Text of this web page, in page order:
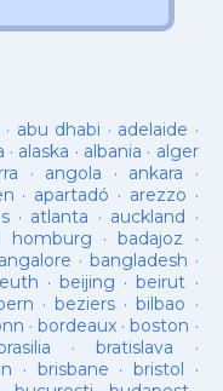
· abu dhabi · adelaide ·
· alaska · albania · alger
· angola · ankara ·
· apartadó · arezzo ·
· atlanta · auckland ·
homburg ·badajoz ·
· bangladesh ·
·beijing ·beirut ·
·beziers ·bilbao ·
·bordeaux ·boston ·
·bratislava ·
· brisbane · bristol ·